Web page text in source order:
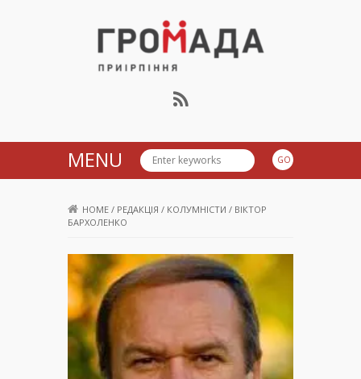
Громада Приірпіння
MENU
HOME / РЕДАКЦІЯ / КОЛУМНІСТИ / ВІКТОР
БАРХОЛЕНКО